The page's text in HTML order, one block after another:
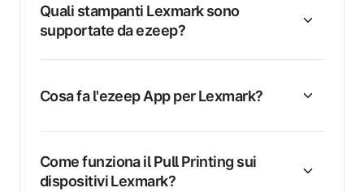
Quali stampanti Lexmark sono
supportate da ezeep?
Cosa fa l'ezeep App per Lexmark?
Come funziona il Pull Printing sui
dispositivi Lexmark?